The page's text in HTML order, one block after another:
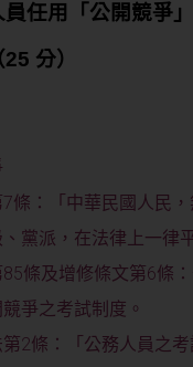
任用「公開競爭
分）
條：「中華民國人民
黨派，在法律上一律平
條及增修條文第6條
爭之考試制度。
2條：「公務人員之